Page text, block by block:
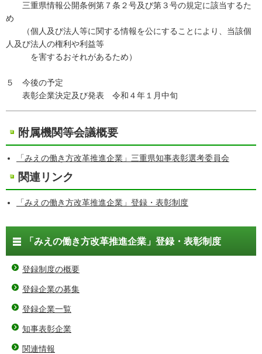
三重県情報公開条例第７条２号及び第３号の規定に該当するた
め
（個人及び法人等に関する情報を公にすることにより、当該個
人及び法人の権利や利益等
を害するおそれがあるため）
５ 今後の予定
表彰企業決定及び発表 令和４年１月中旬
附属機関等会議概要
「みえの働き方改革推進企業」三重県知事表彰選考委員会
関連リンク
「みえの働き方改革推進企業」登録・表彰制度
「みえの働き方改革推進企業」登録・表彰制度
登録制度の概要
登録企業の募集
登録企業一覧
知事表彰企業
関連情報